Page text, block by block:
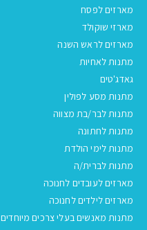
מארזים לפסח
מארזי שוקולד
מארזים לראש השנה
מתנות לאחיות
גאדג'טים
מתנות מסע לפולין
מתנות לבר/בת מצווה
מתנות לחתונה
מתנות לימי הולדת
מתנות לברית/ה
מארזים לעובדים לחנוכה
מארזים לילדים לחנוכה
מתנות מאנשים בעלי צרכים מיוחדים